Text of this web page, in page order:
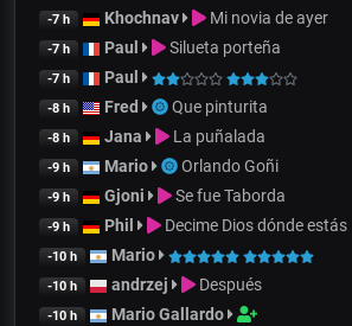
-7 h Khochnav Mi novia de ayer
-7 h Paul Silueta porteña
-7 h Paul
-8 h Fred Que pinturita
-8 h Jana La puñalada
-9 h Mario Orlando Goñi
-9 h Gjoni Se fue Taborda
-9 h Phil Decime Dios dónde estás
-10 h Mario
-10 h andrzej Después
-10 h Mario Gallardo